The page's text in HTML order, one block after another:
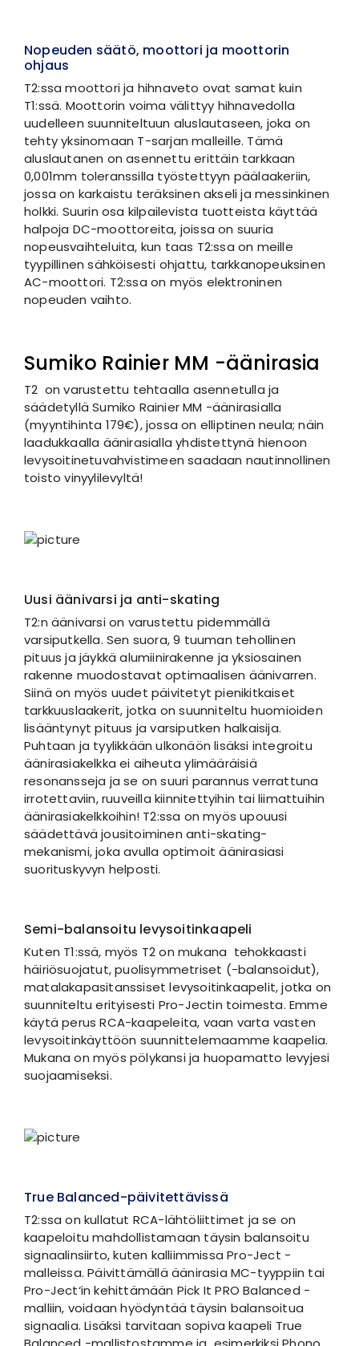
Nopeuden säätö, moottori ja moottorin
ohjaus
T2:ssa moottori ja hihnaveto ovat samat kuin
T1:ssä. Moottorin voima välittyy hihnavedolla
uudelleen suunniteltuun aluslautaseen, joka on
tehty yksinomaan T-sarjan malleille. Tämä
aluslautanen on asennettu erittäin tarkkaan
0,001mm toleranssilla työstettyyn päälaakeriin,
jossa on karkaistu teräksinen akseli ja messinkinen
holkki. Suurin osa kilpailevista tuotteista käyttää
halpoja DC-moottoreita, joissa on suuria
nopeusvaihteluita, kun taas T2:ssa on meille
tyypillinen sähköisesti ohjattu, tarkkanopeuksinen
AC-moottori. T2:ssa on myös elektroninen
nopeuden vaihto.
Sumiko Rainier MM -äänirasia
T2 on varustettu tehtaalla asennetulla ja
säädetyllä Sumiko Rainier MM -äänirasialla
(myyntihinta 179€), jossa on elliptinen neula; näin
laadukkaalla äänirasialla yhdistettynä hienoon
levysoitinetuvahvistimeen saadaan nautinnollinen
toisto vinyylilevyltä!
Uusi äänivarsi ja anti-skating
T2:n äänivarsi on varustettu pidemmällä
varsiputkella. Sen suora, 9 tuuman tehollinen
pituus ja jäykkä alumiinirakenne ja yksiosainen
rakenne muodostavat optimaalisen äänivarren.
Siinä on myös uudet päivitetyt pienikitkaiset
tarkkuuslaakerit, jotka on suunniteltu huomioiden
lisääntynyt pituus ja varsiputken halkaisija.
Puhtaan ja tyylikkään ulkonäön lisäksi integroitu
äänirasiakelkka ei aiheuta ylimääräisiä
resonansseja ja se on suuri parannus verrattuna
irrotettaviin, ruuveilla kiinnitettyihin tai liimattuihin
äänirasiakelkkoihin! T2:ssa on myös upouusi
säädettävä jousitoiminen anti-skating-
mekanismi, joka avulla optimoit äänirasiasi
suorituskyvyn helposti.
Semi-balansoitu levysoitinkaapeli
Kuten T1:ssä, myös T2 on mukana tehokkaasti
häiriösuojatut, puolisymmetriset (-balansoidut),
matalakapasitanssiset levysoitinkaapelit, jotka on
suunniteltu erityisesti Pro-Jectin toimesta. Emme
käytä perus RCA-kaapeleita, vaan varta vasten
levysoitinkäyttöön suunnittelemaamme kaapelia.
Mukana on myös pölykansi ja huopamatto levyjesi
suojaamiseksi.
True Balanced-päivitettävissä
T2:ssa on kullatut RCA-lähtöliittimet ja se on
kaapeloitu mahdollistamaan täysin balansoitu
signaalinsiirto, kuten kalliimmissa Pro-Ject -
malleissa. Päivittämällä äänirasia MC-tyyppiin tai
Pro-Ject‘in kehittämään Pick It PRO Balanced -
malliin, voidaan hyödyntää täysin balansoitua
signaalia. Lisäksi tarvitaan sopiva kaapeli True